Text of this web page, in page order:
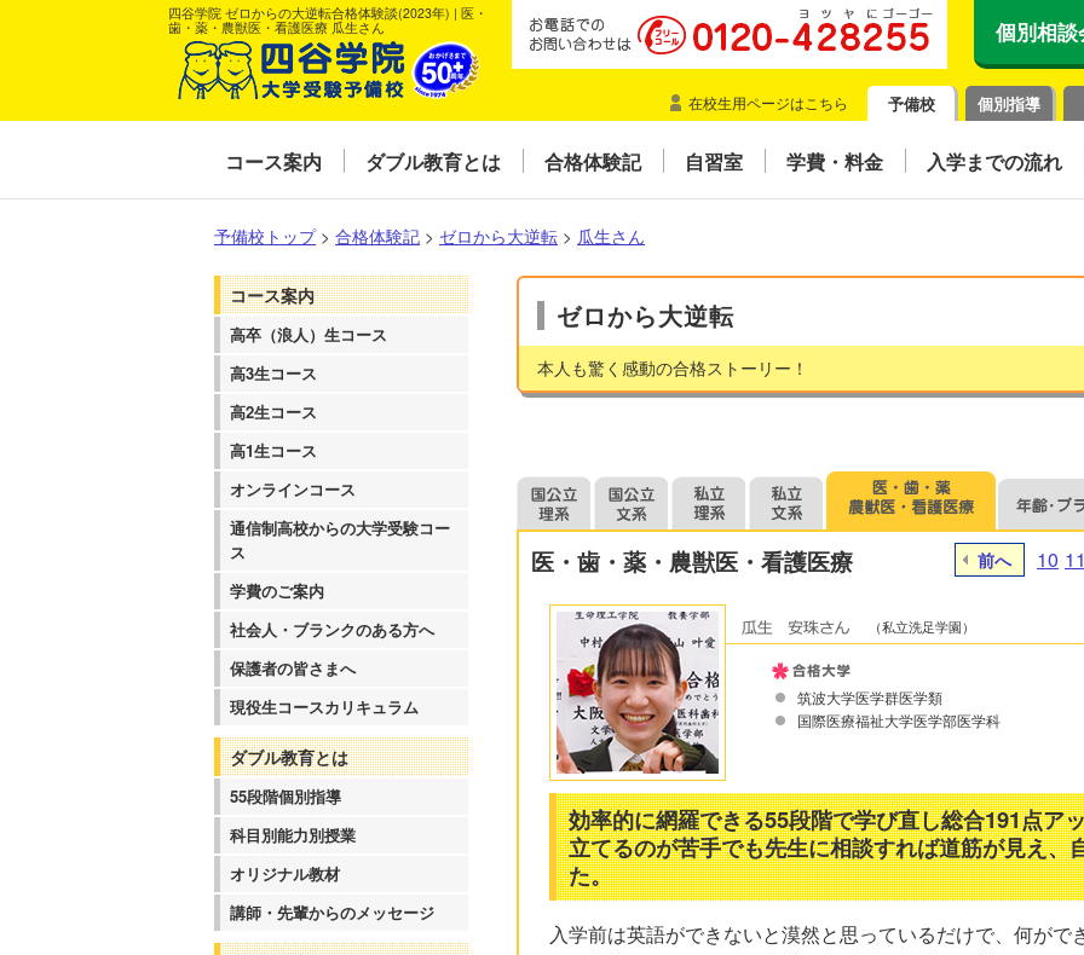
四谷学院 ゼロからの大逆転合格体験談(2023年) | 医・
歯・薬・農獣医・看護医療 瓜生さん
個別相談
在校生用ページはこちら 予備校 個別指導
コース案内 ダブル教育とは 合格体験記 自習室 学費・料金 入学までの流れ
予備校トップ > 合格体験記 > ゼロから大逆転 > 瓜生さん
コース案内
高卒（浪人）生コース
高3生コース
高2生コース
高1生コース
オンラインコース
通信制高校からの大学受験コー
ス
学費のご案内
社会人・ブランクのある方へ
保護者の皆さまへ
現役生コースカリキュラム
ダブル教育とは
55段階個別指導
科目別能力別授業
オリジナル教材
講師・先輩からのメッセージ
ゼロから大逆転
本人も驚く感動の合格ストーリー！
医・歯・薬・農獣医・看護医療 前へ 10 11
（私立洗足学園）
筑波大学医学群医学類
国際医療福祉大学医学部医学科
効率的に網羅できる55段階で学び直し総合191点ア
立てるのが苦手でも先生に相談すれば道筋が見え、
た。
入学前は英語ができないと漠然と思っているだけで、何が